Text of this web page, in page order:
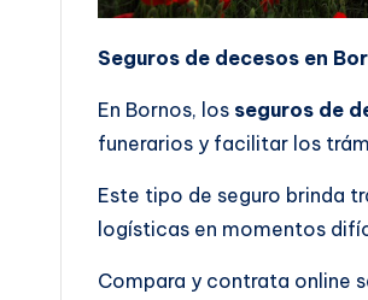
Seguros de decesos en
En Bornos, los seguros de
funerarios y facilitar los
Este tipo de seguro brinda
logísticas en momentos
Compara y contrata online